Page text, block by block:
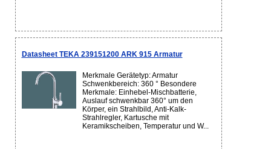
Datasheet TEKA 239151200 ARK 915 Armatur
Merkmale Gerätetyp: Armatur
Schwenkbereich: 360 ° Besondere
Merkmale: Einhebel-Mischbatterie,
Auslauf schwenkbar 360° um den
Körper, ein Strahlbild, Anti-Kalk-
Strahlregler, Kartusche mit
Keramikscheiben, Temperatur und W...